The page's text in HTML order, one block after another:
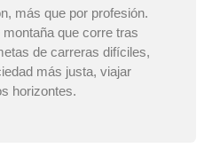
más que por profesión.
que corre tras
de carreras difíciles,
más justa, viajar
horizontes.